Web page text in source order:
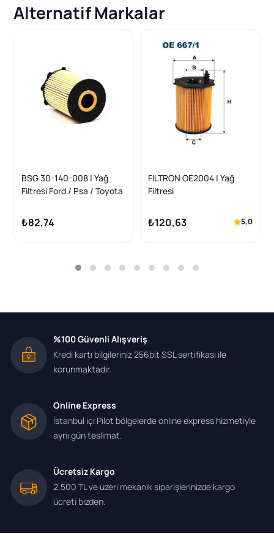
Alternatif Markalar
BSG 30-140-008 | Yağ
Filtresi Ford / Psa / Toyota
Fiat 1.4 / 1.6 HDI 99 -
₺82,74
FILTRON OE2004 | Yağ
Filtresi
vo 1.4-1.6 HDi/TDCi
₺120,63 5,0
%100 Güvenli Alışveriş
Kredi kartı bilgileriniz 256bit SSL sertifikası ile
korunmaktadır.
Online Express
İstanbul içi Pilot bölgelerde online express hizmetiyle
aynı gün teslimat.
Ücretsiz Kargo
2.500 TL ve üzeri mekanik siparişlerinizde kargo
ücreti bizden.